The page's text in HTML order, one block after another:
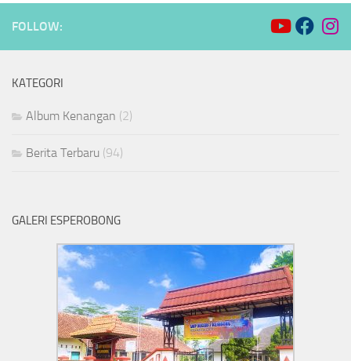
FOLLOW:
KATEGORI
Album Kenangan (2)
Berita Terbaru (94)
GALERI ESPEROBONG